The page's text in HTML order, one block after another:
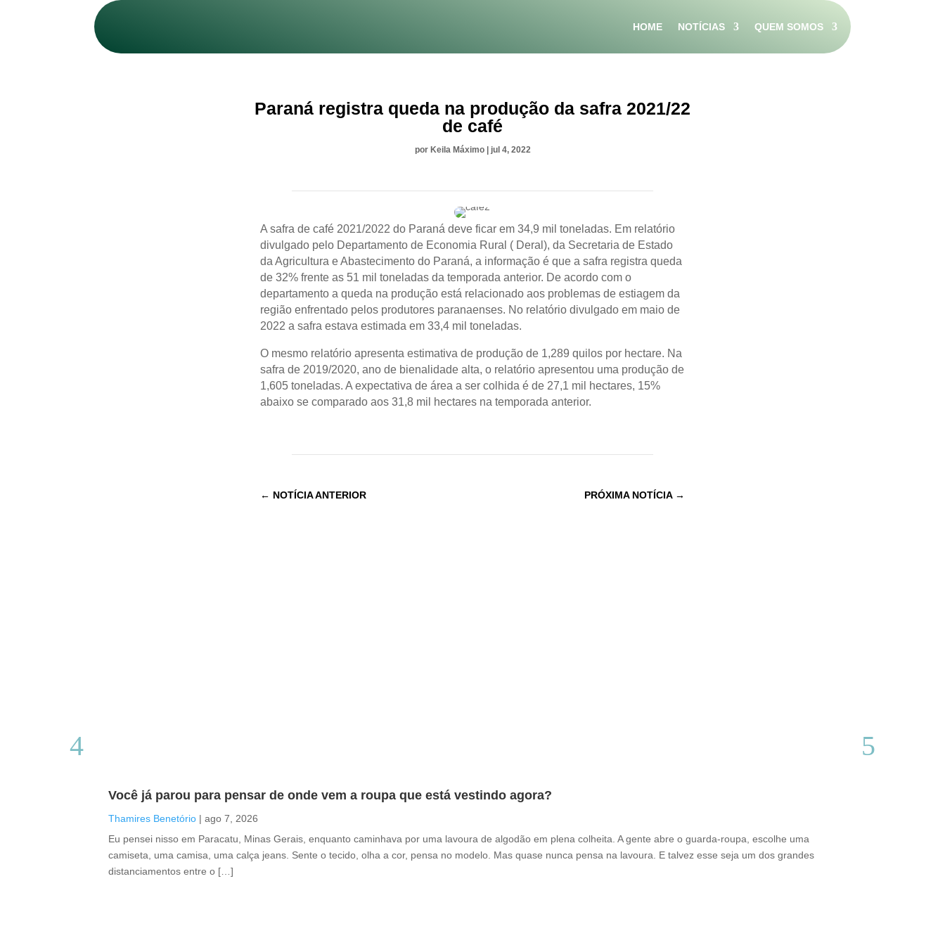
HOME NOTÍCIAS QUEM SOMOS
Paraná registra queda na produção da safra 2021/22
de café
por Keila Máximo| jul 4, 2022
A safra de café 2021/2022 do Paraná deve ficar em 34,9 mil toneladas. Em relatório
divulgado pelo Departamento de Economia Rural ( Deral), da Secretaria de Estado
da Agricultura e Abastecimento do Paraná, a informação é que a safra registra queda
de 32% frente as 51 mil toneladas da temporada anterior. De acordo com o
departamento a queda na produção está relacionado aos problemas de estiagem da
região enfrentado pelos produtores paranaenses. No relatório divulgado em maio de
2022 a safra estava estimada em 33,4 mil toneladas.
O mesmo relatório apresenta estimativa de produção de 1,289 quilos por hectare. Na
safra de 2019/2020, ano de bienalidade alta, o relatório apresentou uma produção de
1,605 toneladas. A expectativa de área a ser colhida é de 27,1 mil hectares, 15%
abaixo se comparado aos 31,8 mil hectares na temporada anterior.
← NOTÍCIA ANTERIOR PRÓXIMA NOTÍCIA→
Você já parou para pensar de onde vem a roupa que está vestindo agora?
Thamires Benetório | ago 7, 2026
Eu pensei nisso em Paracatu, Minas Gerais, enquanto caminhava por uma lavoura de algodão em plena colheita. A gente abre o guarda-roupa, escolhe uma
camiseta, uma camisa, uma calça jeans. Sente o tecido, olha a cor, pensa no modelo. Mas quase nunca pensa na lavoura. E talvez esse seja um dos grandes
distanciamentos entre o […]